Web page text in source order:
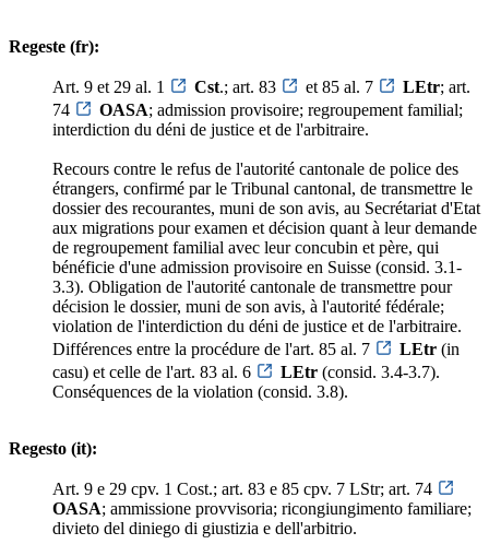
Regeste (fr):
Art. 9 et 29 al. 1 Cst.; art. 83 et 85 al. 7 LEtr; art.
74
OASA; admission provisoire; regroupement familial;
interdiction du déni de justice et de l'arbitraire.
Recours contre le refus de l'autorité cantonale de police des
étrangers, confirmé par le Tribunal cantonal, de transmettre le
dossier des recourantes, muni de son avis, au Secrétariat d'Etat
aux migrations pour examen et décision quant à leur demande
de regroupement familial avec leur concubin et père, qui
bénéficie d'une admission provisoire en Suisse (consid. 3.1-
3.3). Obligation de l'autorité cantonale de transmettre pour
décision le dossier, muni de son avis, à l'autorité fédérale;
violation de l'interdiction du déni de justice et de l'arbitraire.
Différences entre la procédure de l'art. 85 al. 7
LEtr (in
casu) et celle de l'art. 83 al. 6
LEtr (consid. 3.4-3.7).
Conséquences de la violation (consid. 3.8).
Regesto (it):
Art. 9 e 29 cpv. 1 Cost.; art. 83 e 85 cpv. 7 LStr; art. 74
OASA; ammissione provvisoria; ricongiungimento familiare;
divieto del diniego di giustizia e dell'arbitrio.